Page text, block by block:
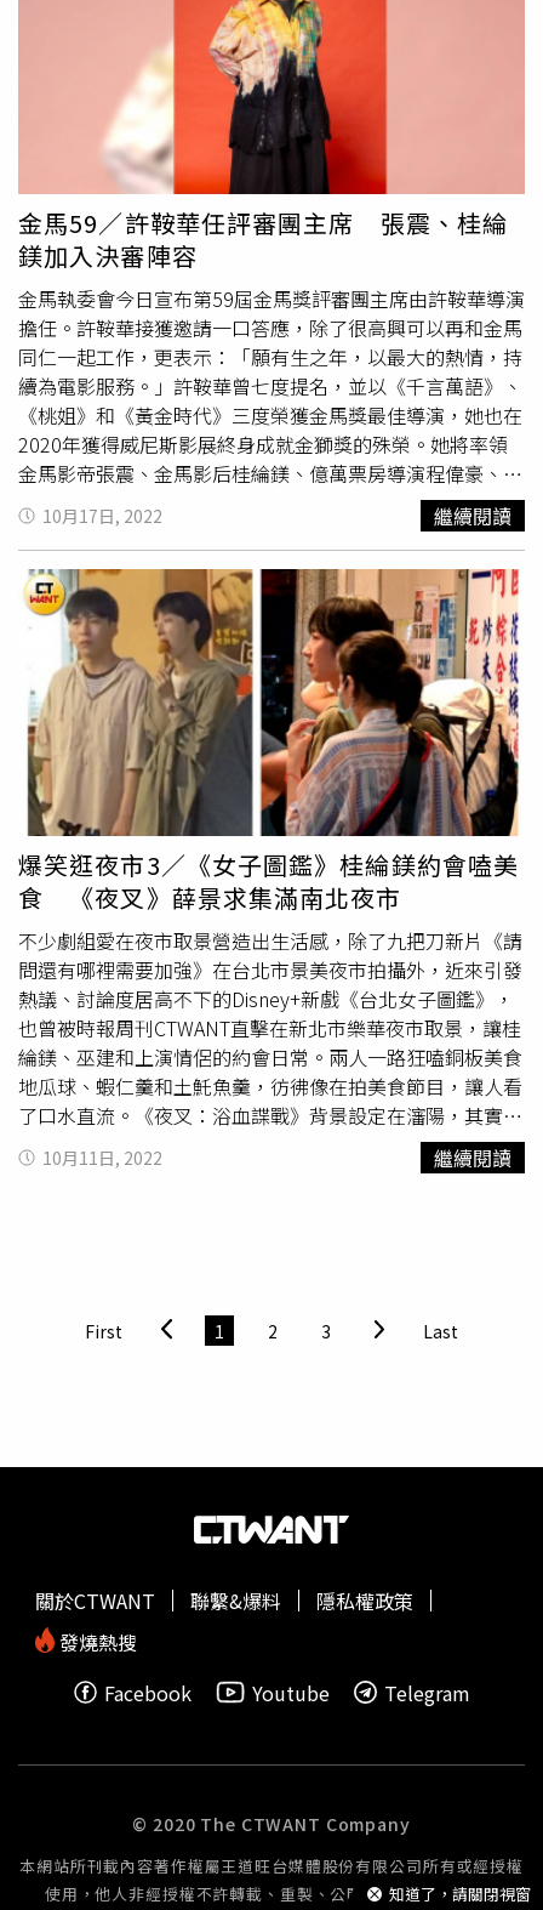
演陳芯宜的作品會不會打折，她笑回：「我會好好考慮。」
謝盈萱表示講錯感言很懊惱，但第一時間就收到導演陳芯宜
訊息安慰。（圖／本刊攝影組）慶功宴上，謝盈萱也分享典
禮前的小故事，她一直都相信入圍後不要對發票跟買彩券，
怕中獎了好運用光，就沒機會奪金。她笑說：「但前幾天我
打開mail，發現我中了兩張發票，想說完蛋了，經紀人叫我
捐出去，但那是電子發票只能直接進帳戶，那個當下覺得老
天幫我決定好了。」沒想到還是順利拿下視后肯定。今年視
后獎項堪稱死亡之組，謝盈萱僅以一票險勝楊謹華，奪下視
后殊榮，對此謝盈萱大讚楊謹華，「她有很多表演都是我做
不到的，很希望未來有機會可以一起合作。」新科視帝陳亞
蘭昨也在後台熱情邀約謝盈萱來演歌仔戲，對此謝盈萱笑
說：「我是真心誠意答應，任何工作都可以嘗試，但唱歌真
的是要老天賞飯吃。」擔心自己唱歌能力不足以勝任。◎酒
後不開車，安全有保障。飲酒過量，害人害己。未滿十八歲
禁止飲酒。
金馬59／許鞍華任評審團主席 張震、桂綸
鎂加入決審陣容
金馬執委會今日宣布第59屆金馬獎評審團主席由許鞍華導演
擔任。許鞍華接獲邀請一口答應，除了很高興可以再和金馬
同仁一起工作，更表示：「願有生之年，以最大的熱情，持
續為電影服務。」許鞍華曾七度提名，並以《千言萬語》、
《桃姐》和《黃金時代》三度榮獲金馬獎最佳導演，她也在
2020年獲得威尼斯影展終身成就金獅獎的殊榮。她將率領
金馬影帝張震、金馬影后桂綸鎂、億萬票房導演程偉豪、金
獎監製葉如芬、香港電影金像獎首位女性最佳攝影余靜萍
等，加入決審陣容。金馬影帝張震加入決審陣容。（圖／金
6位，還有負責選出入圍名單的11位評審，包含周以文（攝
影，台北電影獎最佳攝影）、邱立偉（動畫導演，首爾動畫
影展評審團大獎）、張世宏（美術指導，香港電影美術學會
榮譽會長）、張榮吉（編導，金馬獎最佳新導演）、張耀升
（編導，金馬最佳原著劇本）、梁展綸（剪輯，金馬獎最佳
剪輯）、黃惠偵（紀錄片導演，柏林影展泰迪熊獎最佳紀錄
片）、劉梓潔（編劇，金馬獎最佳改編劇本）、蔡宗翰（編
導，金馬獎最佳原著劇本）、蔡珮玲（美術指導，金馬獎最
佳造型設計）、黎允文（作曲，長春電影節最佳音樂）。共
17位評審將於11月19日頒獎典禮當天開會討論並投票選出
金馬獎得主。金馬影后桂綸鎂加入決審陣容。（圖／金馬執
委會提供）金馬執委會也一併公布本屆初審評審，劇情長片
類由吳洛纓（中華編劇學會理事長）、張耀升、劉宛玲
（《孤味》製片人）、 樓一安（編導，台北電影獎最佳編
劇）、蔡宗翰；紀錄類為王亞維（電影學者、紀錄片監
製）、王婉柔（導演，金馬獎最佳紀錄片入圍）、吳郁瑩
（導演，台北電影獎最佳紀錄片）、許哲嘉（導演，台北電
影獎百萬首獎）、黃惠偵；動畫類為邱禹鳳（導演，台北電
影獎最佳動畫）、張晏榕（學者、策展人）、謝春未（監
製）；劇情短片類由李宜珊（編導，金馬獎最佳劇情短
片）、林仕肯（監製）、張三玲（國際銷售、影展經紀）、
日於台北國父紀念館舉行，觀眾可鎖定台視頻道同步收看直
播，網路直播則由MyVideo影音獨家播出，LINE TODAY共
10月17日, 2022 繼續閱讀
爆笑逛夜市3／《女子圖鑑》桂綸鎂約會嗑美
食 《夜叉》薛景求集滿南北夜市
不少劇組愛在夜市取景營造出生活感，除了九把刀新片《請
問還有哪裡需要加強》在台北市景美夜市拍攝外，近來引發
熱議、討論度居高不下的Disney+新戲《台北女子圖鑑》，
也曾被時報周刊CTWANT直擊在新北市樂華夜市取景，讓桂
綸鎂、巫建和上演情侶的約會日常。兩人一路狂嗑銅板美食
地瓜球、蝦仁羹和土魠魚羹，彷彿像在拍美食節目，讓人看
了口水直流。《夜叉：浴血諜戰》背景設定在瀋陽，其實是
在台韓2地拍攝，曾在台北遼寧夜市、高雄六合夜市取景。
（圖／Netflix提供）韓國影帝薛景求主演Netflix電影《夜
市。《該死的阿修羅》選擇台北市的寧夏夜市做為隨機殺人
事件的場景，因為在攤販營業時間拍攝，難度頗高。（圖／
演追逐戰。導演樓一安就表示，拍攝期間是在攤販營業時
驗。陳美鳳去年曾為民視八點檔《黃金歲月》到樹林的興仁
花園夜市拍攝。（圖／民視提供）陳美鳳先前為了拍攝八點
在現場的賴慧如就表示，原本夜市人潮不多，但陳美鳳一現
身就被一旁的攤商認出，不只老闆們紛紛放下手邊工作，現
10月11日, 2022 繼續閱讀
First 1 2 3 Last
知道了，請關閉視窗
關於CTWANT 聯繫&爆料
隱私權政策
發燒熱搜
Facebook
Youtube Telegram
© 2020 The CTWANT Company
本網站所刊載內容著作權屬王道旺台媒體股份有限公司所有或經授權
使用，他人非經授權不許轉載、重製、公開播送或公開傳輸。